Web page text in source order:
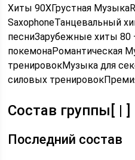
Хиты 90ХГрустная
SaxophoneТанцевальный
песниЗарубежные хиты 80
покемонаРомантическая
тренировокМузыка для
силовых
Состав группы[ | ]
Последний состав